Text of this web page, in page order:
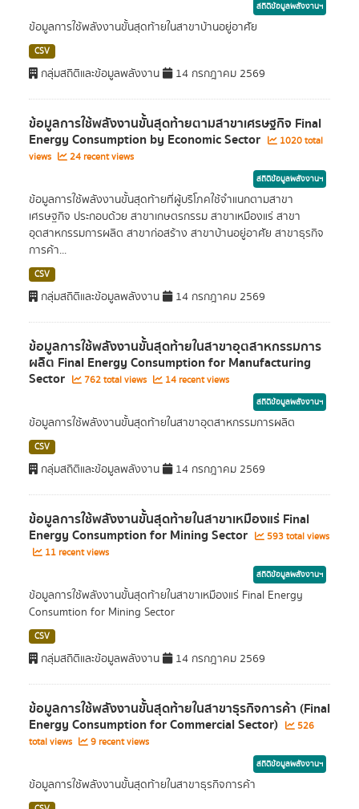
สถิติข้อมูลพลังงานฯ
ข้อมูลการใช้พลังงานขั้นสุดท้ายในสาขาบ้านอยู่อาศัย
CSV
กลุ่มสถิติและข้อมูลพลังงาน 14 กรกฎาคม 2569
ข้อมูลการใช้พลังงานขั้นสุดท้ายตามสาขาเศรษฐกิจ Final
Energy Consumption by Economic Sector
1020 total
views
24 recent views
สถิติข้อมูลพลังงานฯ
ข้อมูลการใช้พลังงานขั้นสุดท้ายที่ผู้บริโภคใช้จำแนกตามสาขา
เศรษฐกิจ ประกอบด้วย สาขาเกษตรกรรม สาขาเหมืองแร่ สาขา
อุตสาหกรรมการผลิต สาขาก่อสร้าง สาขาบ้านอยู่อาศัย สาขาธุรกิจ
การค้า...
CSV
กลุ่มสถิติและข้อมูลพลังงาน 14 กรกฎาคม 2569
ข้อมูลการใช้พลังงานขั้นสุดท้ายในสาขาอุตสาหกรรมการ
ผลิต Final Energy Consumption for Manufacturing
Sector 762 total views 14 recent views
สถิติข้อมูลพลังงานฯ
ข้อมูลการใช้พลังงานขั้นสุดท้ายในสาขาอุตสาหกรรมการผลิต
CSV
กลุ่มสถิติและข้อมูลพลังงาน 14 กรกฎาคม 2569
ข้อมูลการใช้พลังงานขั้นสุดท้ายในสาขาเหมืองแร่ Final
Energy Consumption for Mining Sector
593 total views
11 recent views
สถิติข้อมูลพลังงานฯ
ข้อมูลการใช้พลังงานขั้นสุดท้ายในสาขาเหมืองแร่ Final Energy
Consumtion for Mining Sector
CSV
กลุ่มสถิติและข้อมูลพลังงาน 14 กรกฎาคม 2569
ข้อมูลการใช้พลังงานขั้นสุดท้ายในสาขาธุรกิจการค้า (Final
Energy Consumption for Commercial Sector)
526
total views
9 recent views
สถิติข้อมูลพลังงานฯ
ข้อมูลการใช้พลังงานขั้นสุดท้ายในสาขาธุรกิจการค้า